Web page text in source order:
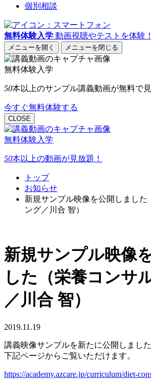
個別相談
無料体験入学 動画視聴やテストを体験！
メニューを開く メニューを閉じる
無料体験入学
50本以上のサンプル講義動画が無料で見
今すぐ無料体験する
CLOSE
無料体験入学
50本以上の動画が見放題！
トップ
お知らせ
新規サンプル映像を公開しました
ング／川合 智）
新規サンプル映像
した（栄養コンサ
／川合 智）
2019.11.19
講義映像サンプルを新たに公開しました
下記ページからご覧いただけます。
https://academy.azcare.jp/curriculum/diet-